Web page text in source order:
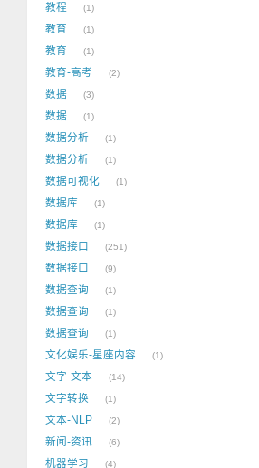
教程 1
教育 1
教育 1
教育-高考 2
数据 3
数据 1
数据分析 1
数据分析 1
数据可视化 1
数据库 1
数据库 1
数据接口 251
数据接口 9
数据查询 1
数据查询 1
数据查询 1
文化娱乐-星座内容 1
文字-文本 14
文字转换 1
文本-NLP 2
新闻-资讯 6
机器学习 4